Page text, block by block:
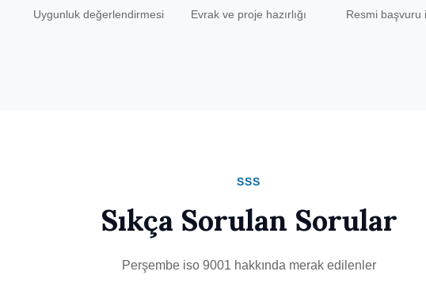
Uygunluk değerlendirmesi Evrak ve proje hazırlığı Resmi başvuru
SSS
Sıkça Sorulan Sorular
Perşembe iso 9001 hakkında merak edilenler